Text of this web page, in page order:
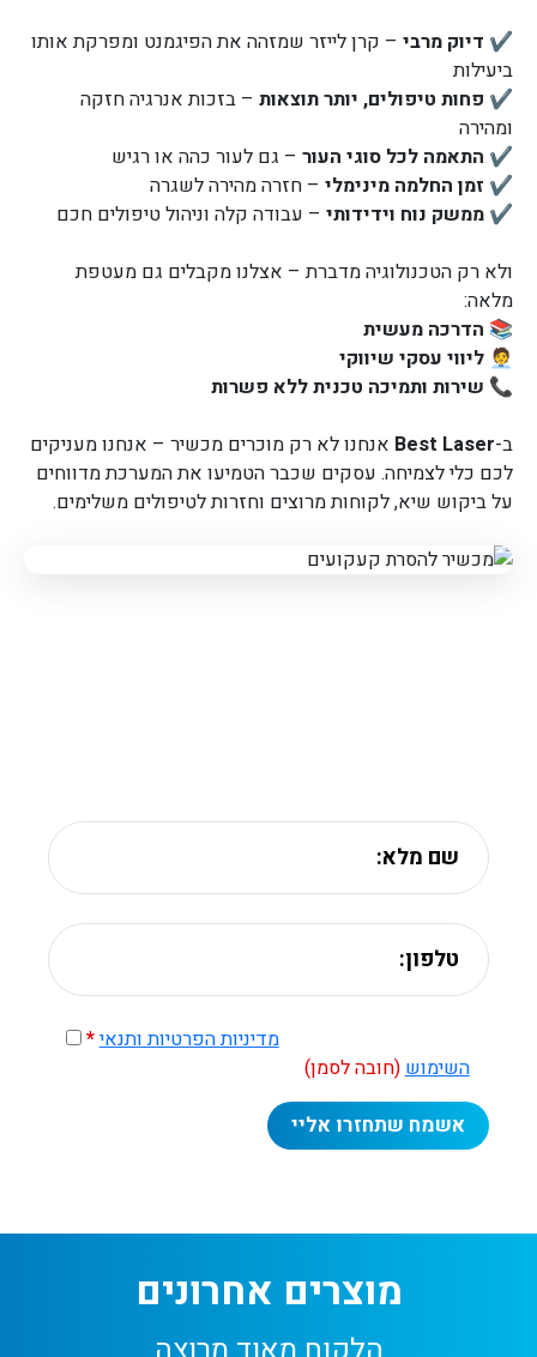
✔️ דיוק מרבי – קרן לייזר שמזהה את הפיגמנט ומפרקת אותו
ביעילות
✔️ פחות טיפולים, יותר תוצאות – בזכות אנרגיה חזקה
ומהירה
✔️ התאמה לכל סוגי העור – גם לעור כהה או רגיש
✔️ זמן החלמה מינימלי – חזרה מהירה לשגרה
✔️ ממשק נוח וידידותי – עבודה קלה וניהול טיפולים חכם
ולא רק הטכנולוגיה מדברת – אצלנו מקבלים גם מעטפת
מלאה:
📚 הדרכה מעשית
🧑‍💼 ליווי עסקי שיווקי
📞 שירות ותמיכה טכנית ללא פשרות
ב-Best Laser אנחנו לא רק מוכרים מכשיר – אנחנו מעניקים
לכם כלי לצמיחה. עסקים שכבר הטמיעו את המערכת מדווחים
על ביקוש שיא, לקוחות מרוצים וחזרות לטיפולים משלימים.
* קראתי ואני מסכים/ה ל־מדיניות הפרטיות ותנאי
השימוש(חובה לסמן)
מוצרים אחרונים